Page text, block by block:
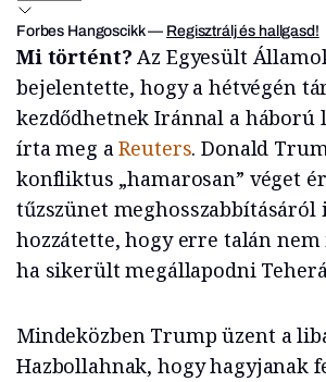
Forbes Hangoscikk— Regisztrálj és hallgasd!
Mi történt? Az Egyesült
bejelentette, hogy a hétvégén
kezdődhetnek Iránnal a háború
írta meg aReuters. Donald
konfliktus „hamarosan” véget
tűzszünet meghosszabbításáról
hozzátette, hogy erre talán nem
ha sikerült megállapodni
Mindeközben Trump üzent a
Hazbollahnak, hogy hagyjanak